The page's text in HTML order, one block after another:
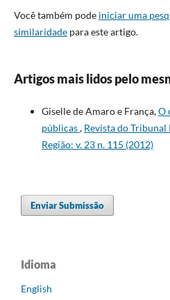
Você também pode iniciar uma
similaridadepara este artigo.
Artigos mais lidos pelo
Giselle de Amaro e França,O
públicas, Revista do Tribunal
Região: v. 23 n. 115 (2012)
Enviar Submissão
Idioma
English